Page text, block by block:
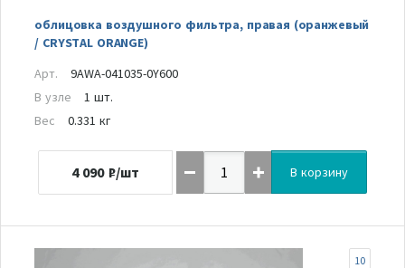
облицовка воздушного фильтра, правая (оранжевый
/ CRYSTAL ORANGE)
Арт.
9AWA-041035-0Y600
В узле
1 шт.
Вес
0.331 кг
4 090 ₽/шт В корзину
10